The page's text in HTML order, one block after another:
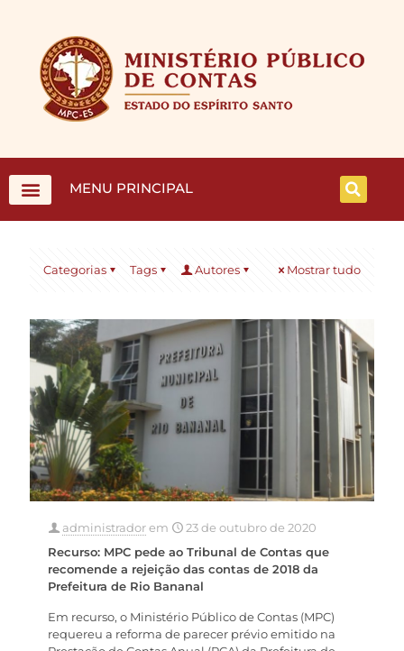
MENU PRINCIPAL
Categorias Tags Autores Mostrar tudo
administradorem
23 de outubro de 2020
Recurso: MPC pede ao Tribunal de Contas que
recomende a rejeição das contas de 2018 da
Prefeitura de Rio Bananal
Em recurso, o Ministério Público de Contas (MPC)
requereu a reforma de parecer prévio emitido na